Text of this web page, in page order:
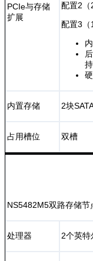
PCIe与存储
扩展
配置2（
配置3（
内置存储 2块
占用槽位 双槽
NS5482M5双路存储节
处理器 2个英